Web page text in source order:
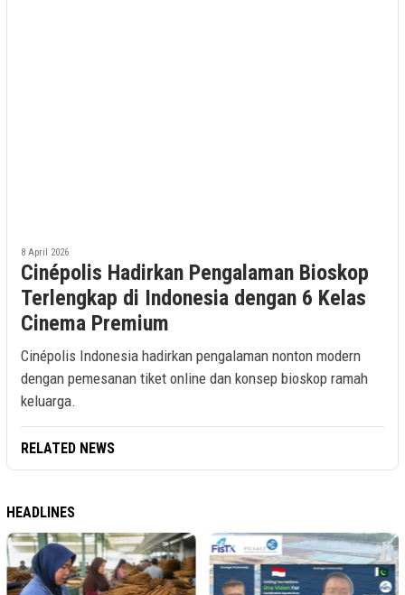
8 April 2026
Cinépolis Hadirkan Pengalaman Bioskop
Terlengkap di Indonesia dengan 6 Kelas
Cinema Premium
Cinépolis Indonesia hadirkan pengalaman nonton modern
dengan pemesanan tiket online dan konsep bioskop ramah
keluarga.
RELATED NEWS
HEADLINES